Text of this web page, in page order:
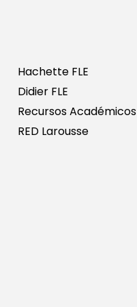
Hachette FLE
Didier FLE
Recursos Académicos
RED Larousse